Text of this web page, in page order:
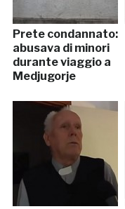
Prete condannato:
abusava di minori
durante viaggio a
Medjugorje